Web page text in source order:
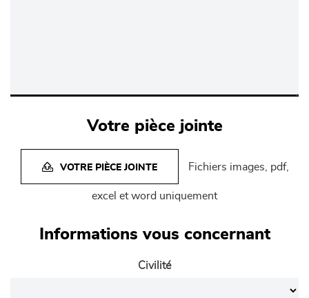
Votre pièce jointe
VOTRE PIÈCE JOINTE Fichiers images, pdf,
excel et word uniquement
Informations vous concernant
Civilité